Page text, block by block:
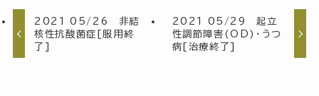
2021 05/26 非結
核性抗酸菌症[服用終
了]
2021 05/29 起立
性調節障害(OD)・うつ
病[治療終了]